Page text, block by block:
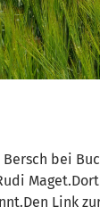
Bersch bei
Link